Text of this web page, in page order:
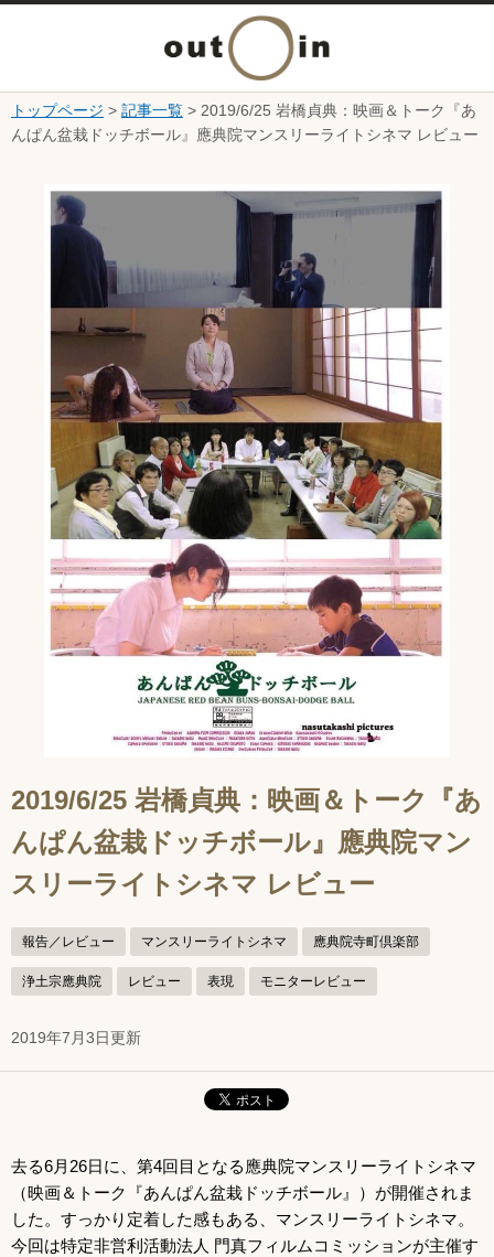
本文へ
ニ
ュ
ー
を
開
トップページ > 記事一覧 > 2019/6/25 岩橋貞典：映画＆トーク『あ
んぱん盆栽ドッチボール』應典院マンスリーライトシネマ レビュー
2019/6/25 岩橋貞典：映画＆トーク『あ
んぱん盆栽ドッチボール』應典院マン
スリーライトシネマ レビュー
報告／レビュー マンスリーライトシネマ 應典院寺町倶楽部
浄土宗應典院 レビュー 表現 モニターレビュー
2019年7月3日更新
去る6月26日に、第4回目となる應典院マンスリーライトシネマ
（映画＆トーク『あんぱん盆栽ドッチボール』）が開催されま
した。すっかり定着した感もある、マンスリーライトシネマ。
今回は特定非営利活動法人 門真フィルムコミッションが主催す